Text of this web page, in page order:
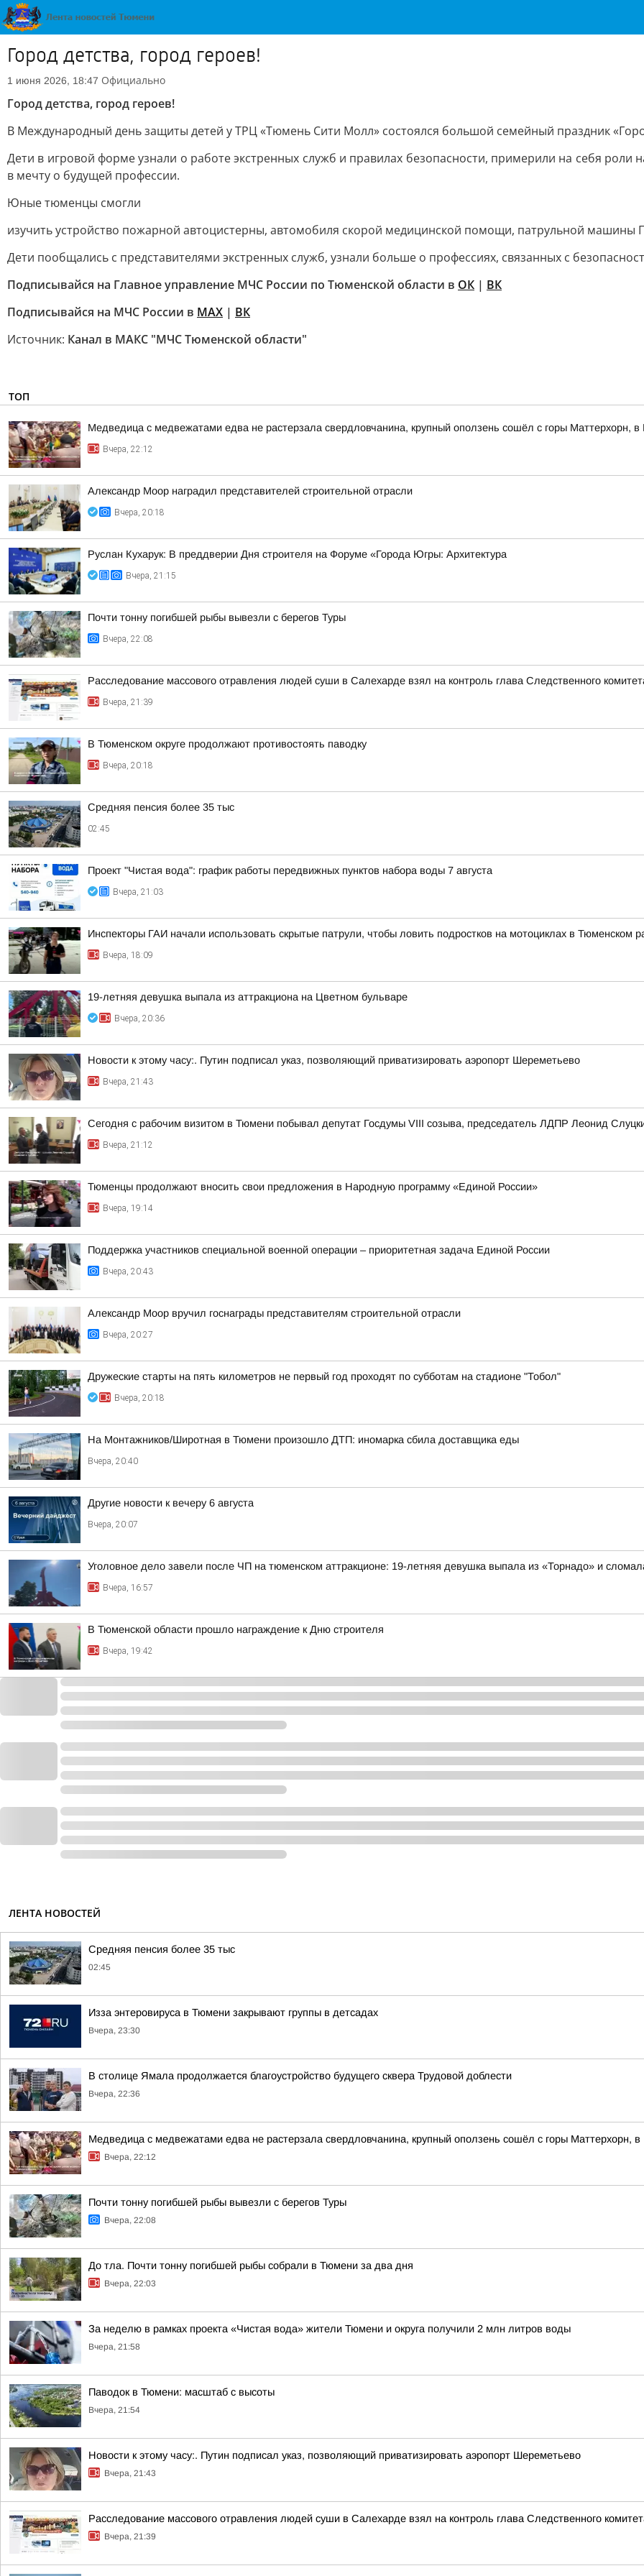
Город детства, город героев!
1 июня 2026, 18:47 Официально
Город детства, город героев!
В Международный день защиты детей у ТРЦ «Тюмень Сити Молл» состоялся большой семейный праздник
Дети в игровой форме узнали о работе экстренных служб и правилах безопасности, примерили на себя роли
в мечту о будущей профессии.
Юные тюменцы смогли
изучить устройство пожарной автоцистерны, автомобиля скорой медицинской помощи, патрульной машины
Дети пообщались с представителями экстренных служб, узнали больше о профессиях, связанных с
Подписывайся на Главное управление МЧС России по Тюменской области в ОК | ВК
Подписывайся на МЧС России в MAX | ВК
Источник: Канал в МАКС "МЧС Тюменской области"
ТОП
Медведица с медвежатами едва не растерзала свердловчанина, крупный оползень сошёл с горы Маттерхорн,
Вчера, 22:12
Александр Моор наградил представителей строительной отрасли
Вчера, 20:18
Руслан Кухарук: В преддверии Дня строителя на Форуме «Города Югры: Архитектура
Вчера, 21:15
Почти тонну погибшей рыбы вывезли с берегов Туры
Вчера, 22:08
Расследование массового отравления людей суши в Салехарде взял на контроль глава Следственного
Вчера, 21:39
В Тюменском округе продолжают противостоять паводку
Вчера, 20:18
Средняя пенсия более 35 тыс
02:45
Проект "Чистая вода": график работы передвижных пунктов набора воды 7 августа
Вчера, 21:03
Инспекторы ГАИ начали использовать скрытые патрули, чтобы ловить подростков на мотоциклах в Тюменском
Вчера, 18:09
19-летняя девушка выпала из аттракциона на Цветном бульваре
Вчера, 20:36
Новости к этому часу:. Путин подписал указ, позволяющий приватизировать аэропорт Шереметьево
Вчера, 21:43
Сегодня с рабочим визитом в Тюмени побывал депутат Госдумы VIII созыва, председатель ЛДПР Леонид
Вчера, 21:12
Тюменцы продолжают вносить свои предложения в Народную программу «Единой России»
Вчера, 19:14
Поддержка участников специальной военной операции – приоритетная задача Единой России
Вчера, 20:43
Александр Моор вручил госнаграды представителям строительной отрасли
Вчера, 20:27
Дружеские старты на пять километров не первый год проходят по субботам на стадионе "Тобол"
Вчера, 20:18
На Монтажников/Широтная в Тюмени произошло ДТП: иномарка сбила доставщика еды
Вчера, 20:40
Другие новости к вечеру 6 августа
Вчера, 20:07
Уголовное дело завели после ЧП на тюменском аттракционе: 19-летняя девушка выпала из «Торнадо» и
Вчера, 16:57
В Тюменской области прошло награждение к Дню строителя
Вчера, 19:42
ЛЕНТА НОВОСТЕЙ
Средняя пенсия более 35 тыс
02:45
Изза энтеровируса в Тюмени закрывают группы в детсадах
Вчера, 23:30
В столице Ямала продолжается благоустройство будущего сквера Трудовой доблести
Вчера, 22:36
Медведица с медвежатами едва не растерзала свердловчанина, крупный оползень сошёл с горы Маттерхорн,
Вчера, 22:12
Почти тонну погибшей рыбы вывезли с берегов Туры
Вчера, 22:08
До тла. Почти тонну погибшей рыбы собрали в Тюмени за два дня
Вчера, 22:03
За неделю в рамках проекта «Чистая вода» жители Тюмени и округа получили 2 млн литров воды
Вчера, 21:58
Паводок в Тюмени: масштаб с высоты
Вчера, 21:54
Новости к этому часу:. Путин подписал указ, позволяющий приватизировать аэропорт Шереметьево
Вчера, 21:43
Расследование массового отравления людей суши в Салехарде взял на контроль глава Следственного
Вчера, 21:39